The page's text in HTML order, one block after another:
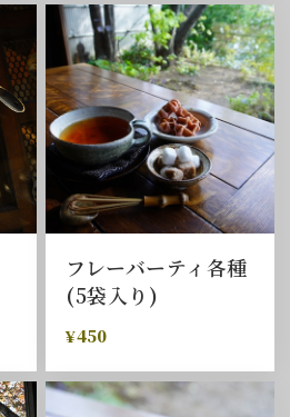
フレーバーティ各種
(5袋入り)
¥450